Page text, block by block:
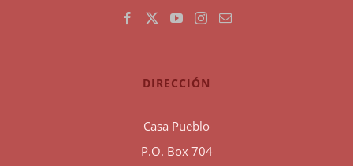
DIRECCIÓN
Casa Pueblo
P.O. Box 704